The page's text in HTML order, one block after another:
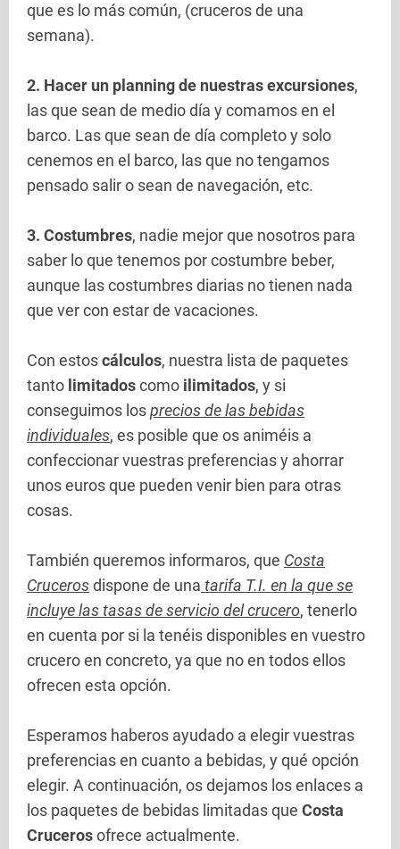
que es lo más común, (cruceros de una
semana).
2. Hacer un planning de nuestras excursiones,
las que sean de medio día y comamos en el
barco. Las que sean de día completo y solo
cenemos en el barco, las que no tengamos
pensado salir o sean de navegación, etc.
3. Costumbres, nadie mejor que nosotros para
saber lo que tenemos por costumbre beber,
aunque las costumbres diarias no tienen nada
que ver con estar de vacaciones.
Con estoscálculos, nuestra lista de paquetes
tanto limitadoscomo ilimitados, y si
conseguimos losprecios de las bebidas
individuales, es posible que os animéis a
confeccionar vuestras preferencias y ahorrar
unos euros que pueden venir bien para otras
cosas.
También queremos informaros, que Costa
Crucerosdispone de una tarifa T.I. en la que se
incluye las tasas de servicio del crucero, tenerlo
en cuenta por si la tenéis disponibles en vuestro
crucero en concreto, ya que no en todos ellos
ofrecen esta opción.
Esperamos haberos ayudado a elegir vuestras
preferencias en cuanto a bebidas, y qué opción
elegir. A continuación, os dejamos los enlaces a
los paquetes de bebidas limitadas que Costa
Crucerosofrece actualmente.